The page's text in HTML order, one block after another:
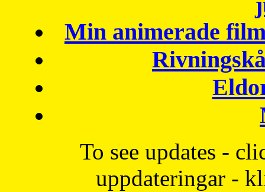
Min animerade
To see updates -
uppdateringar -